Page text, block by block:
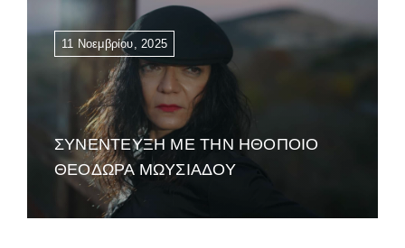
11 Νοεμβρίου, 2025
ΣΥΝΕΝΤΕΥΞΗ ΜΕ ΤΗΝ ΗΘΟΠΟΙΟ
ΘΕΟΔΩΡΑ ΜΩΥΣΙΑΔΟΥ